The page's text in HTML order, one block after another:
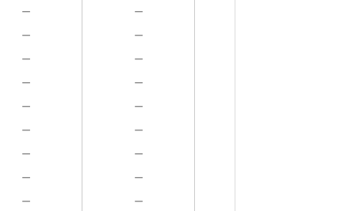
－
－
－
－
－
－
－
－
－
－
－
－
－
－
－
－
－
－